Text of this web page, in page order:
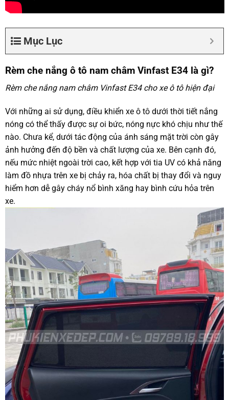
Mục Lục
Rèm che nắng ô tô nam châm Vinfast E34 là gì?
Rèm che nắng nam châm Vinfast E34 cho xe ô tô hiện đại
Với những ai sử dụng, điều khiển xe ô tô dưới thời tiết nắng
nóng có thể thấy được sự oi bức, nóng nực khó chịu như thế
nào. Chưa kể, dưới tác động của ánh sáng mặt trời còn gây
ảnh hưởng đến độ bền và chất lượng của xe. Bên cạnh đó,
nếu mức nhiệt ngoài trời cao, kết hợp với tia UV có khả năng
làm đồ nhựa trên xe bị chảy ra, hóa chất bị thay đổi và nguy
hiểm hơn dễ gây cháy nổ bình xăng hay bình cứu hỏa trên
xe.